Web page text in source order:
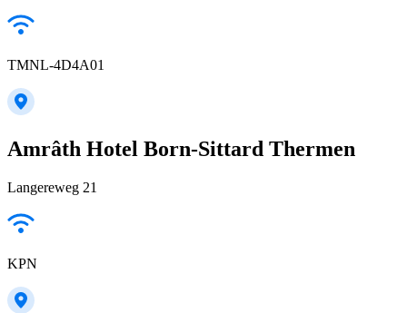
TMNL-4D4A01
Amrâth Hotel Born-Sittard Thermen
Langereweg 21
KPN